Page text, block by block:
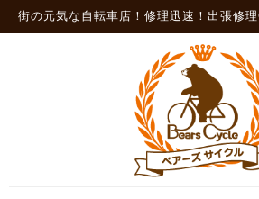
街の元気な自転車店！修理迅速！出張修理